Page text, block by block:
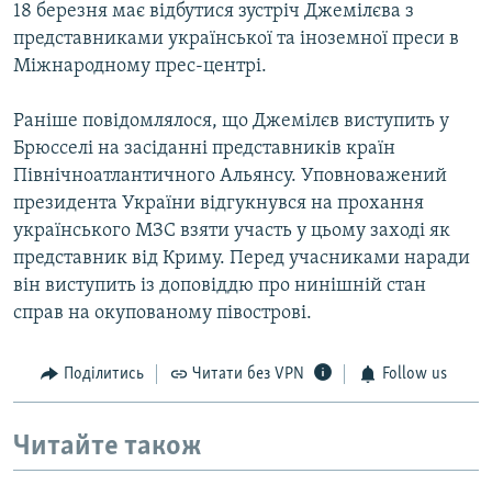
18 березня має відбутися зустріч Джемілєва з
представниками української та іноземної преси в
Міжнародному прес-центрі.
Раніше повідомлялося, що Джемілєв виступить у
Брюсселі на засіданні представників країн
Північноатлантичного Альянсу. Уповноважений
президента України відгукнувся на прохання
українського МЗС взяти участь у цьому заході як
представник від Криму. Перед учасниками наради
він виступить із доповіддю про нинішній стан
справ на окупованому півострові.
Поділитись Читати без VPN Follow us
Читайте також